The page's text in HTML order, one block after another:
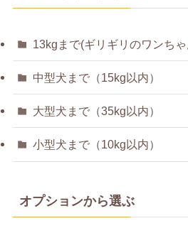
13kgまで(ギリギリのワンち
中型犬まで（15kg以内）
大型犬まで（35kg以内）
小型犬まで（10kg以内）
オプションから選ぶ